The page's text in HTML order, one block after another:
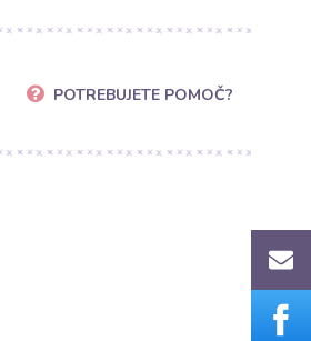
POTREBUJETE POMOČ?